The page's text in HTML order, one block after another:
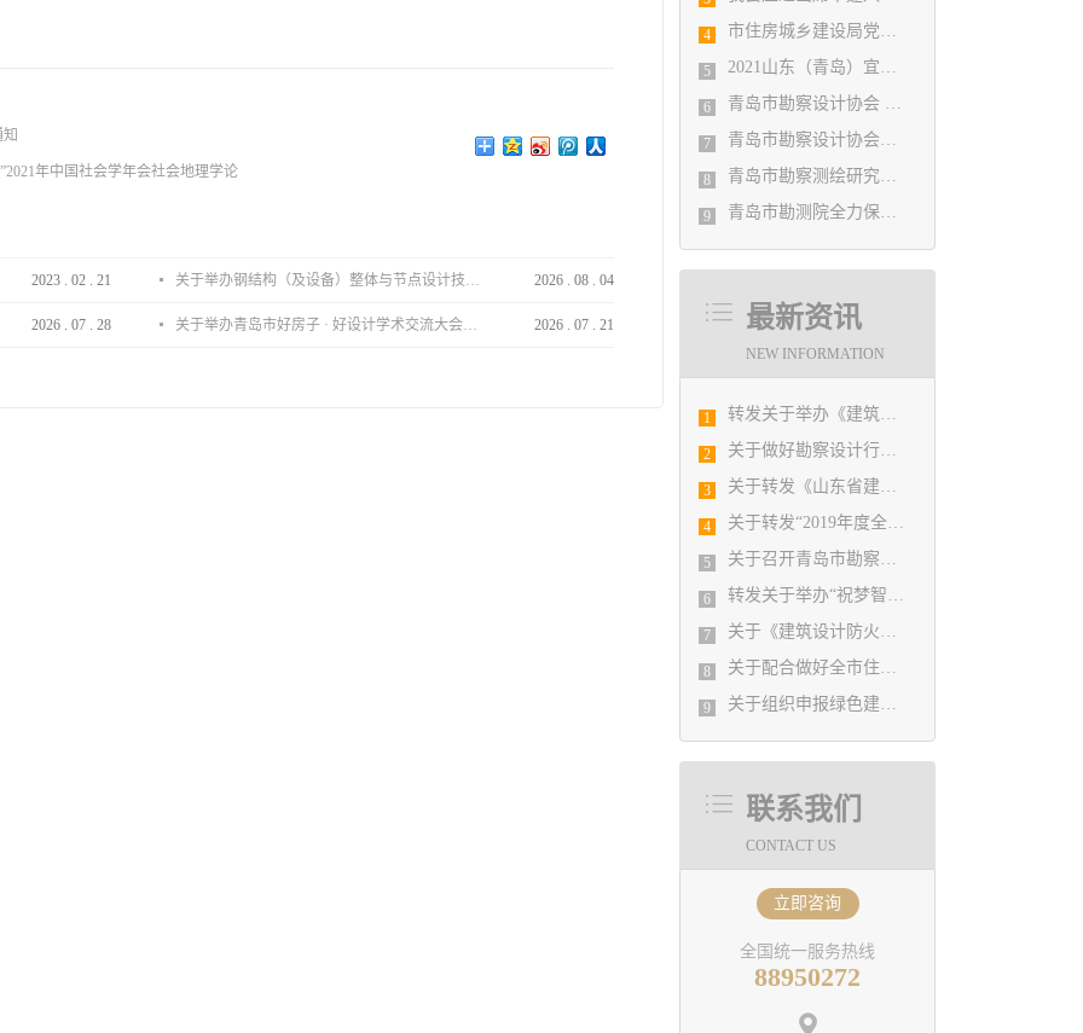
4 市住房城乡建设局党组书记、局长陈勇调研市勘察设计协会及所属审图机构
5 2021山东（青岛）宜居博览会盛大开幕
6 青岛市勘察设计协会 第五届二次会员代表大会纪要
7 青岛市勘察设计协会党支部召开党史学习教育专题组织生活会
8 青岛市勘察测绘研究院参加第29届国际制图大会并荣获3项国际大奖
9 青岛市勘测院全力保障自然灾害普查区县级质检汇交工作
最新资讯
NEW INFORMATION
1 转发关于举办《建筑电气与智能化通用规范》 GB55024-2022公益宣贯的通知
2 关于做好勘察设计行业第9号台风“利奇马” 防御工作的通知
3 关于转发《山东省建筑设计BIM技术应用技能竞赛的预备通知》的通知
4 关于转发“2019年度全国建筑设计创新创优大会暨全国优秀建筑设计展示交流会”的通知
5 关于召开青岛市勘察设计协会 二О二О年度第一次理事会的通知
6 转发关于举办“祝梦智慧分享系列——复杂高层、商业综合体、大空间建筑暖通空调设计案例及新技术应用交流会”的通知
7 关于《建筑设计防火规范》和《建筑防烟排烟系统技术标准》规范培训班紧急补充通知
8 关于配合做好全市住建系统各行业企业工会 基本情况摸底调查的通知
9 关于组织申报绿色建材专家委员会专家的通知
联系我们
CONTACT US
立即咨询
全国统一服务热线
88950272
年中国社会学年会社会地理学论
2023 . 02 . 21 关于举办钢结构（及设备）整体与节点设计技术分享会的通知 2026 . 08 . 04
2026 . 07 . 28 关于举办青岛市好房子 · 好设计学术交流大会的通知 2026 . 07 . 21